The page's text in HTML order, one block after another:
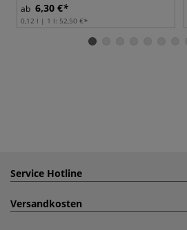
ab 6,30 €
0,12 l | 1 l: 52,50 €
Service Hotline
Versandkosten